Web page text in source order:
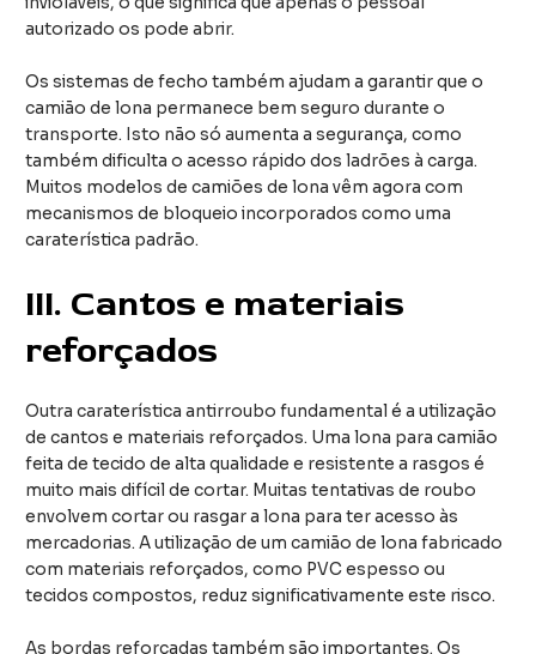
autorizado os pode abrir.
Os sistemas de fecho também ajudam a garantir que o
camião de lona permanece bem seguro durante o
transporte. Isto não só aumenta a segurança, como
também dificulta o acesso rápido dos ladrões à carga.
Muitos modelos de camiões de lona vêm agora com
mecanismos de bloqueio incorporados como uma
caraterística padrão.
III. Cantos e materiais
reforçados
Outra caraterística antirroubo fundamental é a utilização
de cantos e materiais reforçados. Uma lona para camião
feita de tecido de alta qualidade e resistente a rasgos é
muito mais difícil de cortar. Muitas tentativas de roubo
envolvem cortar ou rasgar a lona para ter acesso às
mercadorias. A utilização de um camião de lona fabricado
com materiais reforçados, como PVC espesso ou
tecidos compostos, reduz significativamente este risco.
As bordas reforçadas também são importantes. Os